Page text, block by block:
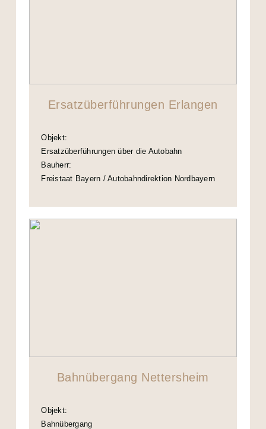
Ersatzüberführungen Erlangen
Objekt:
Ersatzüberführungen über die Autobahn
Bauherr:
Freistaat Bayern / Autobahndirektion Nordbayern
Bahnübergang Nettersheim
Objekt:
Bahnübergang